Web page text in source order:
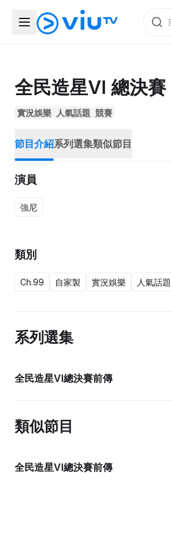
全民造星VI 總決賽
實況娛樂 人氣話題 競賽
節目介紹系列選集類似節目
演員
強尼
類別
Ch.99 自家製 實況娛樂 人氣話題
系列選集
全民造星VI總決賽前傳
類似節目
全民造星VI總決賽前傳